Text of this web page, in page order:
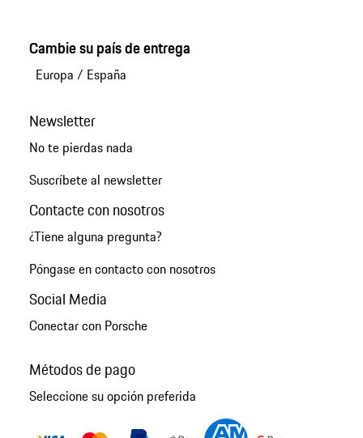
Cambie su país de entrega
Europa / España
Newsletter
No te pierdas nada
Suscríbete al newsletter
Contacte con nosotros
¿Tiene alguna pregunta?
Póngase en contacto con nosotros
Social Media
Conectar con Porsche
Métodos de pago
Seleccione su opción preferida